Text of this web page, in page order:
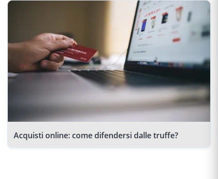
Acquisti online: come difendersi dalle truffe?